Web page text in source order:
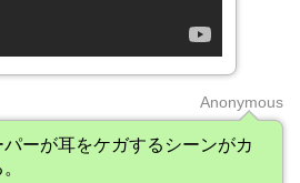
Anonymous
ーが耳をケガするシーンがカ